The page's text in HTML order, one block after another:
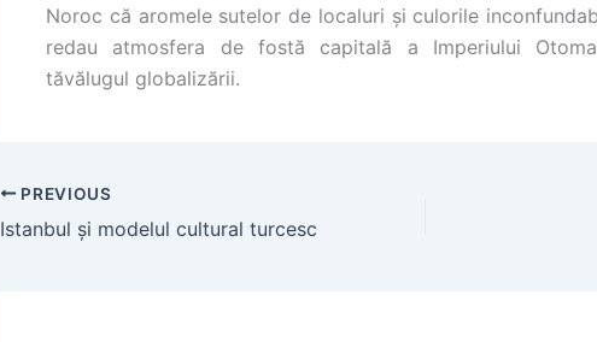
Noroc că aromele sutelor de localuri şi culorile
redau atmosfera de fostă capitală a Imperiului
tăvălugul globalizării.
PREVIOUS
Istanbul şi modelul cultural turcesc